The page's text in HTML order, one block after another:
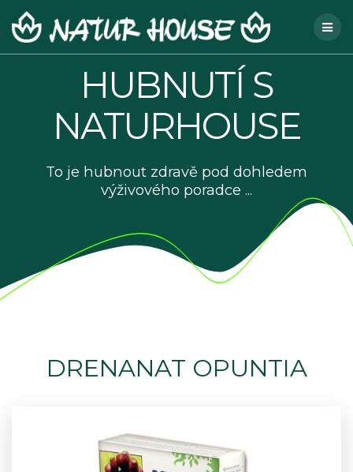
to
content
HUBNUTÍ S
NATURHOUSE
To je hubnout zdravě pod dohledem
výživového poradce ...
DRENANAT OPUNTIA